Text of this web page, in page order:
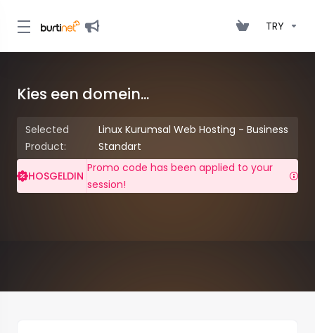
TRY
Kies een domein...
Selected
Product:
Linux Kurumsal Web Hosting - Business
Standart
HOSGELDIN
Promo code has been applied to your
session!